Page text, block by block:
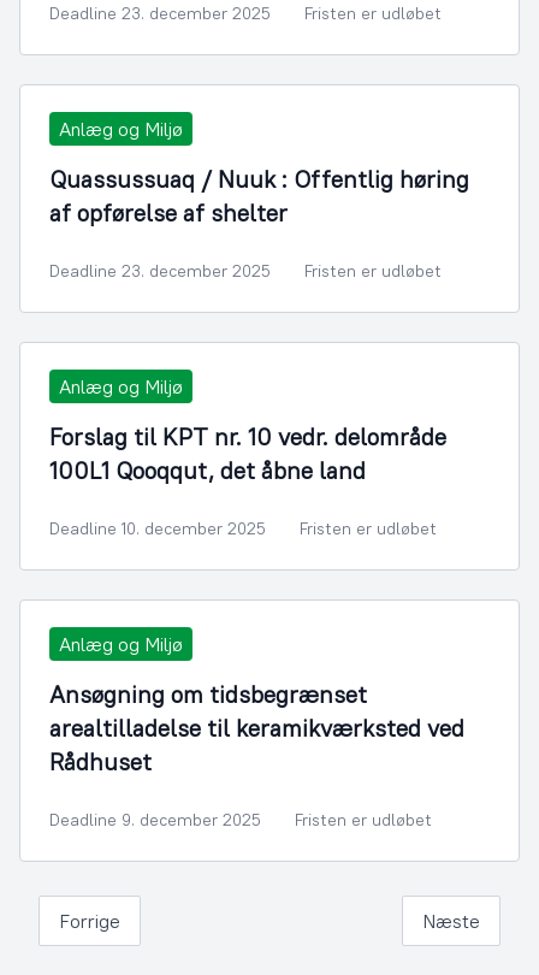
Deadline 23. december 2025 Fristen er udløbet
Anlæg og Miljø
Quassussuaq / Nuuk : Offentlig høring
af opførelse af shelter
Deadline 23. december 2025 Fristen er udløbet
Anlæg og Miljø
Forslag til KPT nr. 10 vedr. delområde
100L1 Qooqqut, det åbne land
Deadline 10. december 2025 Fristen er udløbet
Anlæg og Miljø
Ansøgning om tidsbegrænset
arealtilladelse til keramikværksted ved
Rådhuset
Deadline 9. december 2025 Fristen er udløbet
Forrige Næste